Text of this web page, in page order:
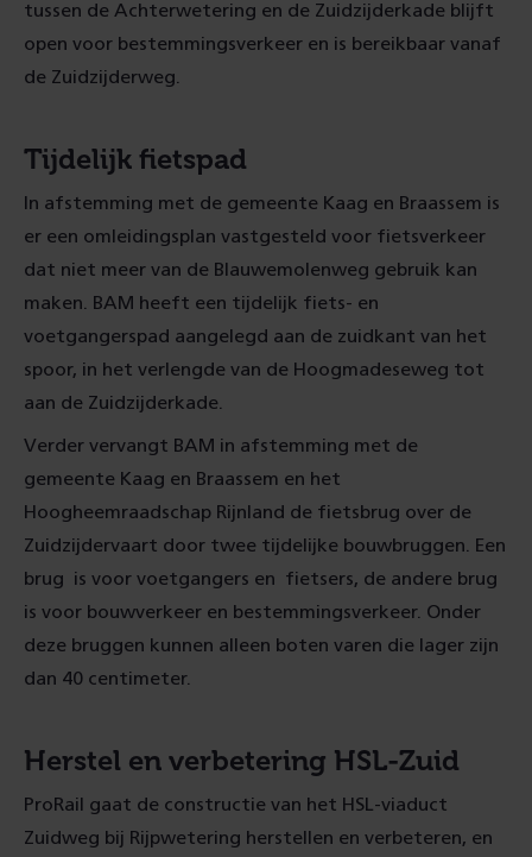
tussen de Achterwetering en de Zuidzijderkade blijft
open voor bestemmingsverkeer en is bereikbaar vanaf
de Zuidzijderweg.
Tijdelijk fietspad
In afstemming met de gemeente Kaag en Braassem is
er een omleidingsplan vastgesteld voor fietsverkeer
dat niet meer van de Blauwemolenweg gebruik kan
maken. BAM heeft een tijdelijk fiets- en
voetgangerspad aangelegd aan de zuidkant van het
spoor, in het verlengde van de Hoogmadeseweg tot
aan de Zuidzijderkade.
Verder vervangt BAM in afstemming met de
gemeente Kaag en Braassem en het
Hoogheemraadschap Rijnland de fietsbrug over de
Zuidzijdervaart door twee tijdelijke bouwbruggen. Een
brug is voor voetgangers en fietsers, de andere brug
is voor bouwverkeer en bestemmingsverkeer. Onder
deze bruggen kunnen alleen boten varen die lager zijn
dan 40 centimeter.
Herstel en verbetering HSL-Zuid
ProRail gaat de constructie van het HSL-viaduct
Zuidweg bij Rijpwetering herstellen en verbeteren, en